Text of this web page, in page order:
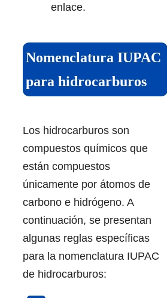
enlace.
Nomenclatura IUPAC
para hidrocarburos
Los hidrocarburos son
compuestos químicos que
están compuestos
únicamente por átomos de
carbono e hidrógeno. A
continuación, se presentan
algunas reglas específicas
para la nomenclatura IUPAC
de hidrocarburos: